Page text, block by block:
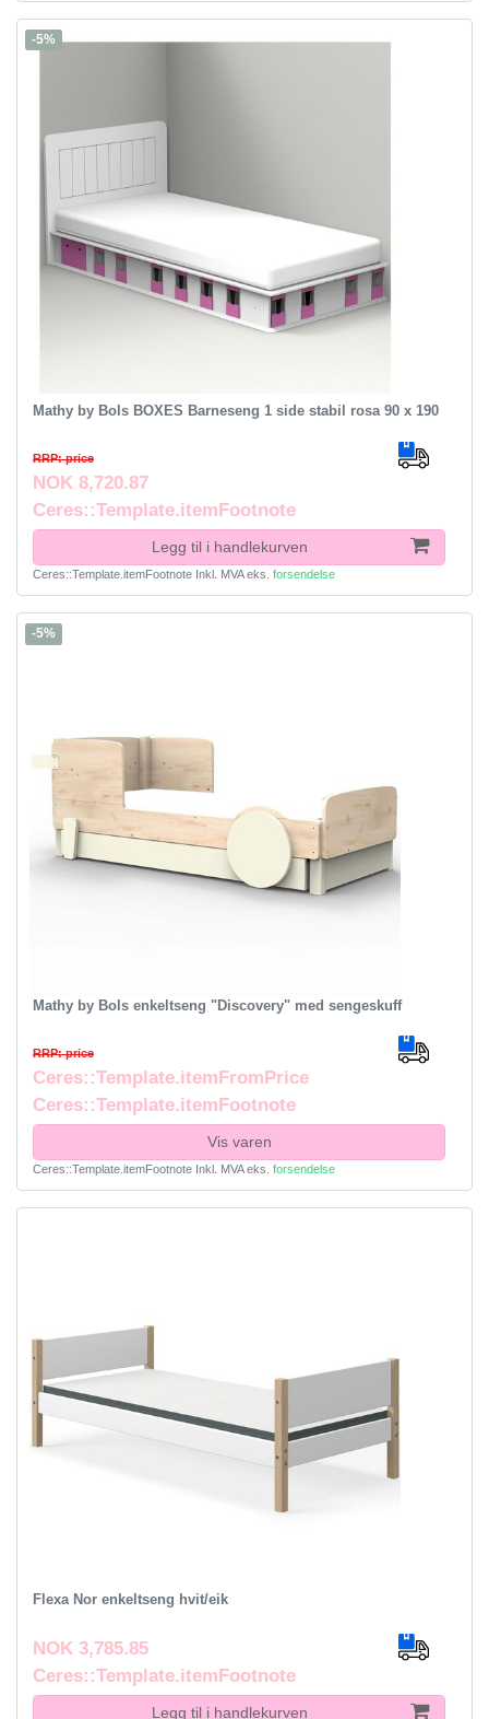
-5%
Mathy by Bols BOXES Barneseng 1 side stabil rosa 90 x 190
RRP: price
NOK 8,720.87
Ceres::Template.itemFootnote
Legg til i handlekurven
Ceres::Template.itemFootnote Inkl. MVAeks. forsendelse
-5%
Mathy by Bols enkeltseng "Discovery" med sengeskuff
RRP: price
Ceres::Template.itemFromPrice
Ceres::Template.itemFootnote
Vis varen
Ceres::Template.itemFootnote Inkl. MVAeks. forsendelse
Flexa Nor enkeltseng hvit/eik
NOK 3,785.85
Ceres::Template.itemFootnote
Legg til i handlekurven